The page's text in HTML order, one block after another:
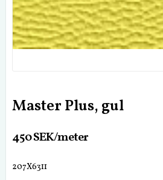
Master Plus, gul
450 SEK/meter
207X6311